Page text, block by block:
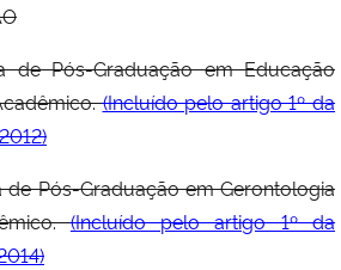
de Pós-Graduação em Educação
(Incluído pelo artigo 1º da
Pós-Graduação em Gerontologia
(Incluído pelo artigo 1º da